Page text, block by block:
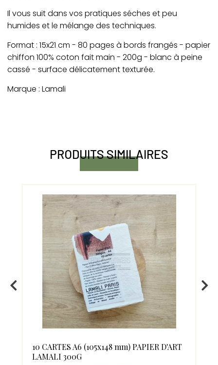
Il vous suit dans vos pratiques séches et peu
humides et le mélange des techniques.
Format : 15x21 cm - 80 pages à bords frangés - papier
chiffon 100% coton fait main - 200g - blanc à peine
cassé - surface délicatement texturée.
Marque : Lamali
PRODUITS SIMILAIRES
10 CARTES A6 (105x148 mm) PAPIER D'ART
LAMALI 300G